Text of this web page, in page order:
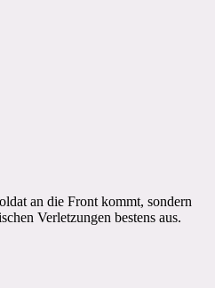
an die Front kommt, sondern
Verletzungen bestens aus.